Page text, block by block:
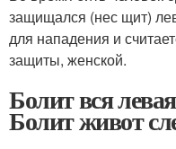
защищался (нес щит)
для нападения и
защиты, женской.
Болит вся
Болит живот